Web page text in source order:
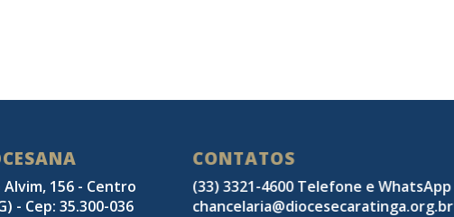
Alvim, 156 - Centro
- Cep: 35.300-036
CONTATOS
(33) 3321-4600 Telefone e WhatsApp
chancelaria@diocesecaratinga.org.br